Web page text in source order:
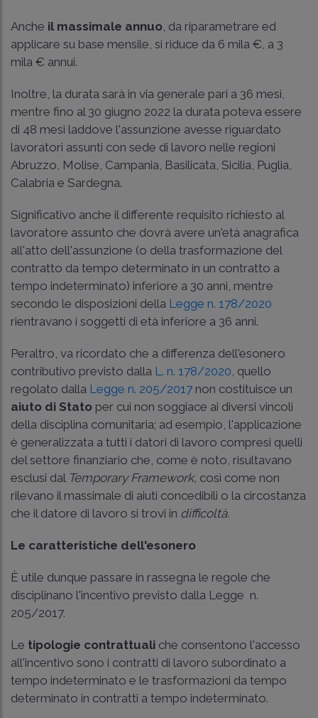
Anche il massimale annuo , da riparametrare ed
applicare su base mensile, si riduce da 6 mila €, a 3
mila € annui.
Inoltre, la durata sarà in via generale pari a 36 mesi,
mentre fino al 30 giugno 2022 la durata poteva essere
di 48 mesi laddove l'assunzione avesse riguardato
lavoratori assunti con sede di lavoro nelle regioni
Abruzzo, Molise, Campania, Basilicata, Sicilia, Puglia,
Calabria e Sardegna.
Significativo anche il differente requisito richiesto al
lavoratore assunto che dovrà avere un'età anagrafica
all'atto dell'assunzione (o della trasformazione del
contratto da tempo determinato in un contratto a
tempo indeterminato) inferiore a 30 anni, mentre
secondo le disposizioni della Legge n. 178/2020
rientravano i soggetti di età inferiore a 36 anni.
Peraltro, va ricordato che a differenza dell'esonero
contributivo previsto dalla L. n. 178/2020 , quello
regolato dalla Legge n. 205/2017 non costituisce un
aiuto di Stato per cui non soggiace ai diversi vincoli
della disciplina comunitaria; ad esempio, l'applicazione
è generalizzata a tutti i datori di lavoro compresi quelli
del settore finanziario che, come è noto, risultavano
esclusi dal Temporary Framework, così come non
rilevano il massimale di aiuti concedibili o la circostanza
che il datore di lavoro si trovi in difficoltà.
Le caratteristiche dell'esonero
È utile dunque passare in rassegna le regole che
disciplinano l'incentivo previsto dalla Legge n.
205/2017.
Le tipologie contrattuali che consentono l'accesso
all'incentivo sono i contratti di lavoro subordinato a
tempo indeterminato e le trasformazioni da tempo
determinato in contratti a tempo indeterminato.